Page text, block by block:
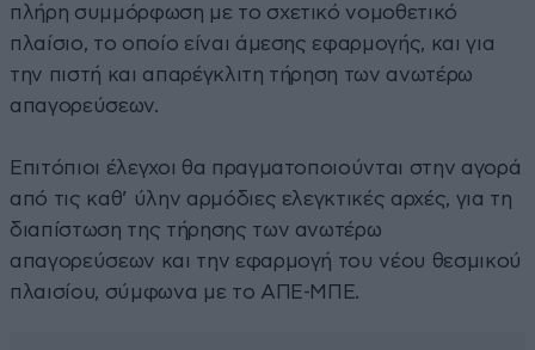
πλήρη συμμόρφωση με το σχετικό νομοθετικό
πλαίσιο, το οποίο είναι άμεσης εφαρμογής, και για
την πιστή και απαρέγκλιτη τήρηση των ανωτέρω
απαγορεύσεων.
Επιτόπιοι έλεγχοι θα πραγματοποιούνται στην αγορά
από τις καθ’ ύλην αρμόδιες ελεγκτικές αρχές, για τη
διαπίστωση της τήρησης των ανωτέρω
απαγορεύσεων και την εφαρμογή του νέου θεσμικού
πλαισίου, σύμφωνα με το ΑΠΕ-ΜΠΕ.